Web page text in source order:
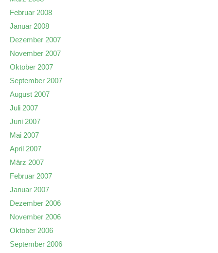
Februar 2008
Januar 2008
Dezember 2007
November 2007
Oktober 2007
September 2007
August 2007
Juli 2007
Juni 2007
Mai 2007
April 2007
März 2007
Februar 2007
Januar 2007
Dezember 2006
November 2006
Oktober 2006
September 2006